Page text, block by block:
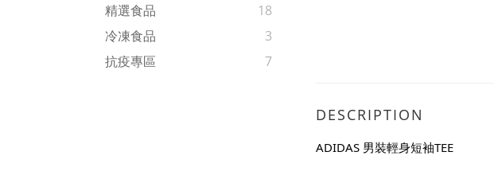
精選食品
18
冷凍食品
3
抗疫專區
7
DESCRIPTION
ADIDAS 男裝輕身短袖TEE